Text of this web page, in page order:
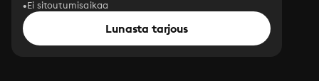
Ei sitoutumisaikaa
Lunasta tarjous